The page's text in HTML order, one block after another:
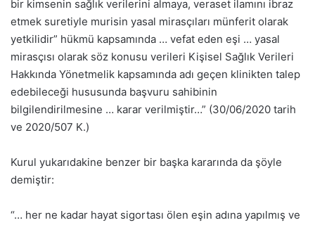
bir kimsenin sağlık verilerini almaya, veraset ilamını ibraz
etmek suretiyle murisin yasal mirasçıları münferit olarak
yetkilidir” hükmü kapsamında … vefat eden eşi … yasal
mirasçısı olarak söz konusu verileri Kişisel Sağlık Verileri
Hakkında Yönetmelik kapsamında adı geçen klinikten talep
edebileceği hususunda başvuru sahibinin
bilgilendirilmesine … karar verilmiştir…” (30/06/2020 tarih
ve 2020/507 K.)
Kurul yukarıdakine benzer bir başka kararında da şöyle
demiştir:
“… her ne kadar hayat sigortası ölen eşin adına yapılmış ve